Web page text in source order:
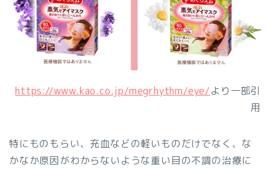
https://www.kao.co.jp/megrhythm/eye/より一部引
用
特にものもらい、充血などの軽いものだけでなく、な
かなか原因がわからないような重い目の不調の治療に